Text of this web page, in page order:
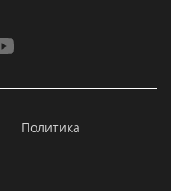
Политика